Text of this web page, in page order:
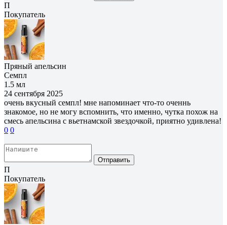
П
Покупатель
Пряный апельсин
Семпл
1.5 мл
24 сентября 2025
очень вкусный семпл! мне напоминает что-то оченнь
знакомое, но не могу вспомнить, что именно, чутка похож на
смесь апельсина с вьетнамской звездочкой, приятно удивлена!
0 0
Отправить
П
Покупатель